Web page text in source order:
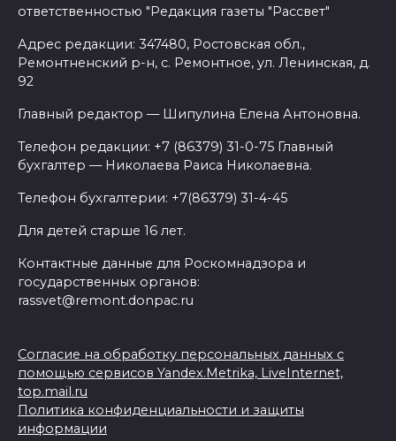
ответственностью "Редакция газеты "Рассвет"
Адрес редакции: 347480, Ростовская обл.,
Ремонтненский р-н, с. Ремонтное, ул. Ленинская, д.
92
Главный редактор — Шипулина Елена Антоновна.
Телефон редакции: +7 (86379) 31-0-75 Главный
бухгалтер — Николаева Раиса Николаевна.
Телефон бухгалтерии: +7(86379) 31-4-45
Для детей старше 16 лет.
Контактные данные для Роскомнадзора и
государственных органов:
rassvet@remont.donpac.ru
Согласие на обработку персональных данных с
помощью сервисов Yandex.Metrika, LiveInternet,
top.mail.ru
Политика конфиденциальности и защиты
информации